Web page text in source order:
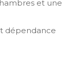
et une
dépendance